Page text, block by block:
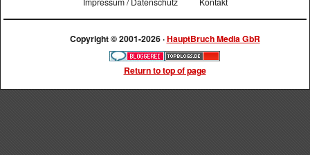
Copyright © 2001-2026 ·HauptBruch Media GbR
Return to top of page